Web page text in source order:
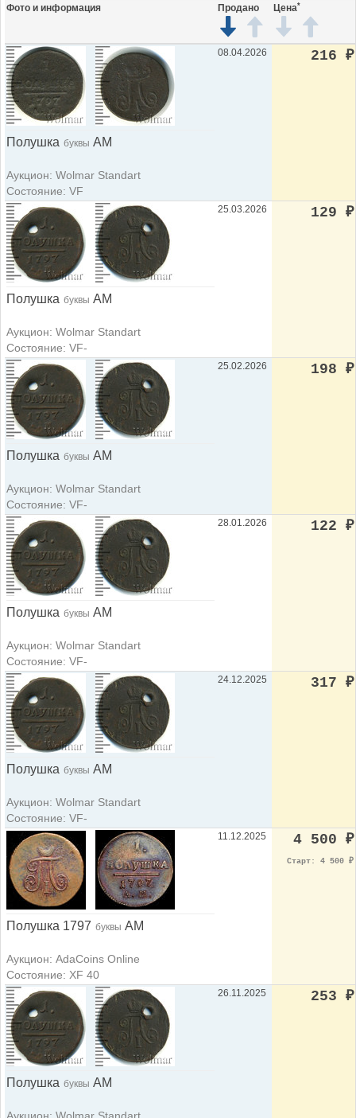
Фото и информация Продано Цена*
Полушка буквы АМ
Аукцион: Wolmar Standart
Состояние: VF
08.04.2026 216 ₽
Полушка буквы АМ
Аукцион: Wolmar Standart
Состояние: VF-
25.03.2026 129 ₽
Полушка буквы АМ
Аукцион: Wolmar Standart
Состояние: VF-
25.02.2026 198 ₽
Полушка буквы АМ
Аукцион: Wolmar Standart
Состояние: VF-
28.01.2026 122 ₽
Полушка буквы АМ
Аукцион: Wolmar Standart
Состояние: VF-
24.12.2025 317 ₽
Полушка 1797 буквы АМ
Аукцион: AdaCoins Online
Состояние: XF 40
11.12.2025 4 500 ₽
Старт: 4 500 ₽
Полушка буквы АМ
26.11.2025 253 ₽